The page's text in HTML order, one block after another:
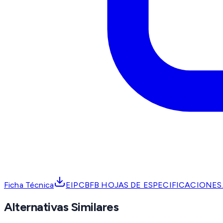
Ficha Técnica EIPCBFB HOJAS DE
Alternativas Similares